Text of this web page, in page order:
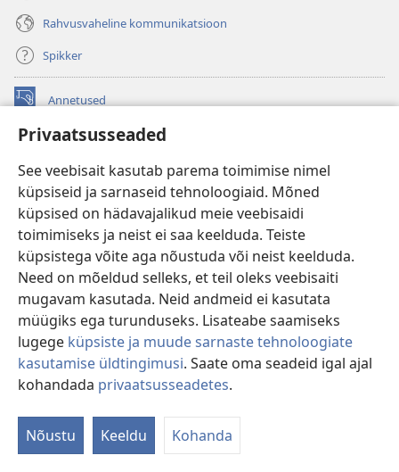
Privaatsusseaded
See veebisait kasutab parema toimimise nimel
küpsiseid ja sarnaseid tehnoloogiaid. Mõned
küpsised on hädavajalikud meie veebisaidi
toimimiseks ja neist ei saa keelduda. Teiste
küpsistega võite aga nõustuda või neist keelduda.
Need on mõeldud selleks, et teil oleks veebisaiti
mugavam kasutada. Neid andmeid ei kasutata
müügiks ega turunduseks. Lisateabe saamiseks
lugege küpsiste ja muude sarnaste tehnoloogiate
kasutamise üldtingimusi. Saate oma seadeid igal ajal
kohandada privaatsusseadetes.
Nõustu Keeldu Kohanda
Rahvusvaheline kommunikatsioon
Spikker
Annetused
(avab
uue
akna)
uue
akna) JW Hub
(avab
uue
akna) JW Library
Watchtower Library
Copyright© 2026 Watch Tower Bible and Tract Society of Pennsylvania.
KASUTUSTINGIMUSED|ANDMEKAITSETINGIMUSED